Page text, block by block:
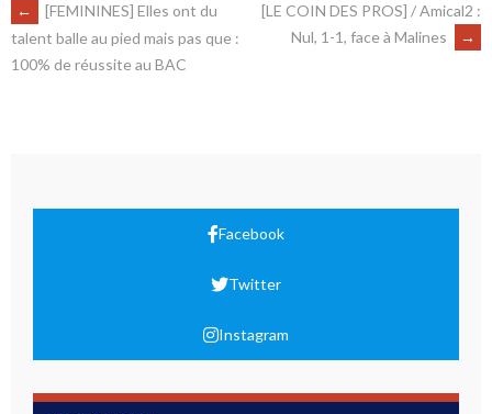
←
[FEMININES] Elles ont du
talent balle au pied mais pas que :
100% de réussite au BAC
[LE COIN DES PROS] / Amical2 :
Nul, 1-1, face à Malines
→
Facebook
Twitter
Instagram